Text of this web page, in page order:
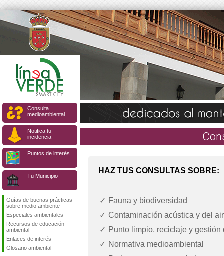
Consulta
medioambiental
Notifica tu
incidencia
Puntos de interés
Tu Municipio
Guías de buenas prácticas
sobre medio ambiente
Especiales ambientales
Recursos de educación
ambiental
Enlaces de interés
Glosario ambiental
HAZ TUS CONSULTAS SOBRE:
Fauna y biodiversidad
Contaminación acústica y del
Punto limpio, reciclaje y gestión
Normativa medioambiental